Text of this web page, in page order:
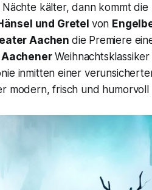
kälter, dann kommt die
und Gretel von
Aachen die Premiere
Aachener
inmitten einer
modern, frisch und